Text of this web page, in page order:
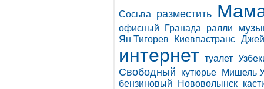
Сосьва
разместить
офисный
Гранада ралли
Ян Тигорев
Киевпастранс
интернет туалет
Свободный кутюрье Мишель
бензиновый
Нововолынск